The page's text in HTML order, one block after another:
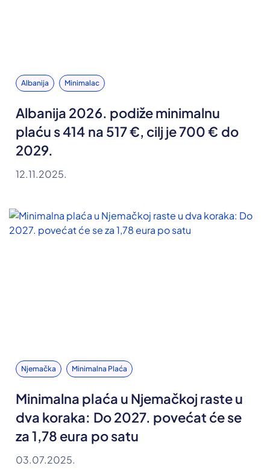
Albanija Minimalac
Albanija 2026. podiže minimalnu
plaću s 414 na 517 €, cilj je 700 € do
2029.
12.11.2025.
Njemačka Minimalna Plaća
Minimalna plaća u Njemačkoj raste u
dva koraka: Do 2027. povećat će se
za 1,78 eura po satu
03.07.2025.